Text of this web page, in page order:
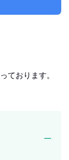
ております。
remove